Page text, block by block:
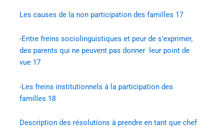
Les causes de la non participation des familles 17
-Entre freins sociolinguistiques et peur de s’exprimer,
des parents qui ne peuvent pas donner leur point de
vue 17
-Les freins institutionnels à la participation des
familles 18
Description des résolutions à prendre en tant que chef